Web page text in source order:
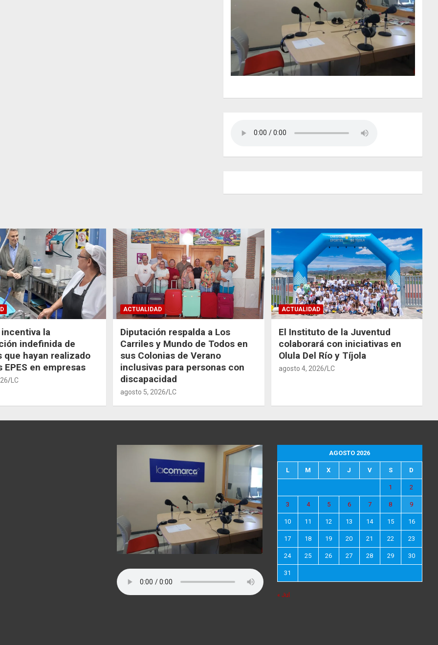
la
indefinida de
que hayan realizado
EPES en empresas
LC
ACTUALIDAD
Diputación respalda a Los
Carriles y Mundo de Todos en
sus Colonias de Verano
inclusivas para personas con
discapacidad
agosto 5, 2026 LC
ACTUALIDAD
El Instituto de la Juventud
colaborará con iniciativas en
Olula Del Río y Tíjola
agosto 4, 2026 LC
AGOSTO 2026
L M X J V S D
1 2
3 4 5 6 7 8 9
10 11 12 13 14 15 16
17 18 19 20 21 22 23
24 25 26 27 28 29 30
31
« Jul